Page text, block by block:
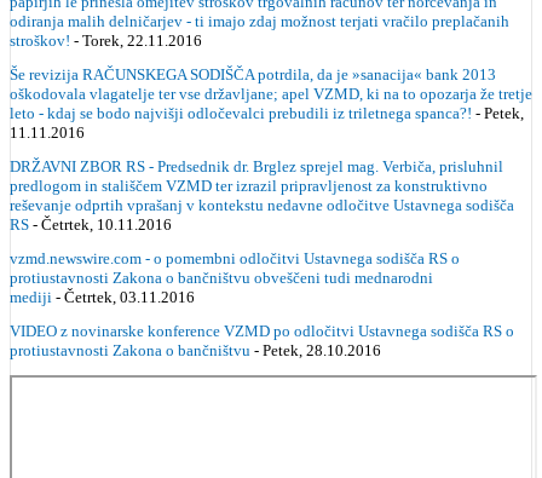
odiranja malih delničarjev - ti imajo zdaj možnost terjati vračilo preplačanih
stroškov! - Torek, 22.11.2016
Še revizija RAČUNSKEGA SODIŠČA potrdila, da je »sanacija« bank 2013
oškodovala vlagatelje ter vse državljane; apel VZMD, ki na to opozarja že tretje
leto - kdaj se bodo najvišji odločevalci prebudili iz triletnega spanca?! - Petek,
11.11.2016
DRŽAVNI ZBOR RS - Predsednik dr. Brglez sprejel mag. Verbiča, prisluhnil
predlogom in stališčem VZMD ter izrazil pripravljenost za konstruktivno
reševanje odprtih vprašanj v kontekstu nedavne odločitve Ustavnega sodišča
RS - Četrtek, 10.11.2016
vzmd.newswire.com - o pomembni odločitvi Ustavnega sodišča RS o
protiustavnosti Zakona o bančništvu obveščeni tudi mednarodni
mediji - Četrtek, 03.11.2016
VIDEO z novinarske konference VZMD po odločitvi Ustavnega sodišča RS o
protiustavnosti Zakona o bančništvu - Petek, 28.10.2016